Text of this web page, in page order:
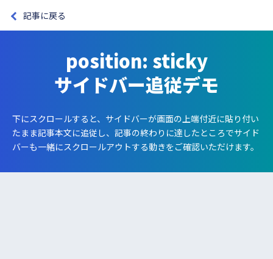
記事に戻る
position: sticky
サイドバー追従デモ
下にスクロールすると、サイドバーが画面の上端付近に貼り付い
たまま記事本文に追従し、 記事の終わりに達したところでサイド
バーも一緒にスクロールアウトする動きをご確認いただけます。